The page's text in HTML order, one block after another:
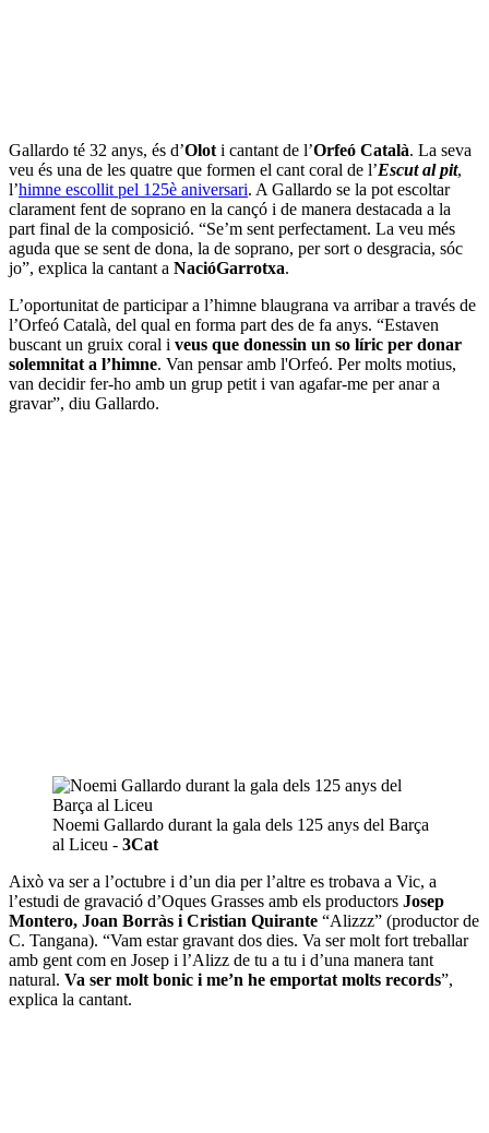
Gallardo té 32 anys, és d’Olot i cantant de l’Orfeó Català. La seva
veu és una de les quatre que formen el cant coral de l’Escut al pit,
l’himne escollit pel 125è aniversari. A Gallardo se la pot escoltar
clarament fent de soprano en la cançó i de manera destacada a la
part final de la composició. “Se’m sent perfectament. La veu més
aguda que se sent de dona, la de soprano, per sort o desgracia, sóc
jo”, explica la cantant a NacióGarrotxa.
L’oportunitat de participar a l’himne blaugrana va arribar a través de
l’Orfeó Català, del qual en forma part des de fa anys. “Estaven
buscant un gruix coral i veus que donessin un so líric per donar
solemnitat a l’himne. Van pensar amb l'Orfeó. Per molts motius,
van decidir fer-ho amb un grup petit i van agafar-me per anar a
gravar”, diu Gallardo.
Noemi Gallardo durant la gala dels 125 anys del Barça
al Liceu - 3Cat
Això va ser a l’octubre i d’un dia per l’altre es trobava a Vic, a
l’estudi de gravació d’Oques Grasses amb els productors Josep
Montero, Joan Borràs i Cristian Quirante “Alizzz” (productor de
C. Tangana). “Vam estar gravant dos dies. Va ser molt fort treballar
amb gent com en Josep i l’Alizz de tu a tu i d’una manera tant
natural. Va ser molt bonic i me’n he emportat molts records”,
explica la cantant.